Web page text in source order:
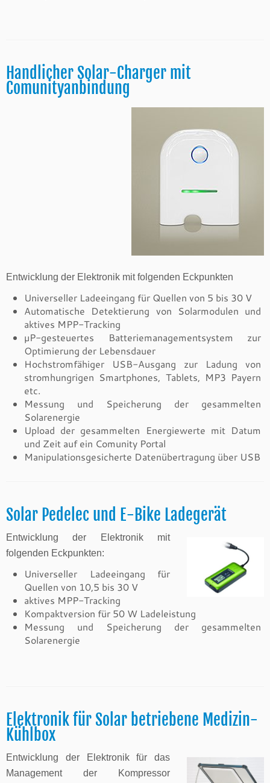
Handlicher Solar-Charger mit
Comunityanbindung
Entwicklung der Elektronik mit folgenden Eckpunkten
Universeller Ladeeingang für Quellen von 5 bis 30 V
Automatische Detektierung von Solarmodulen und
aktives MPP-Tracking
µP-gesteuertes Batteriemanagementsystem zur
Optimierung der Lebensdauer
Hochstromfähiger USB-Ausgang zur Ladung von
stromhungrigen Smartphones, Tablets, MP3 Payern
etc.
Messung und Speicherung der gesammelten
Solarenergie
Upload der gesammelten Energiewerte mit Datum
und Zeit auf ein Comunity Portal
Manipulationsgesicherte Datenübertragung über USB
Solar Pedelec und E-Bike Ladegerät
Entwicklung der Elektronik mit
folgenden Eckpunkten:
Universeller Ladeeingang für
Quellen von 10,5 bis 30 V
aktives MPP-Tracking
Kompaktversion für 50 W Ladeleistung
Messung und Speicherung der gesammelten
Solarenergie
Elektronik für Solar betriebene Medizin-
Kühlbox
Entwicklung der Elektronik für das
Management der Kompressor